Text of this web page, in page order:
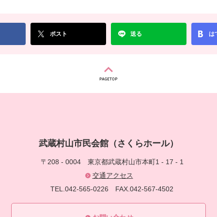
ポスト 送る は
武蔵村山市民会館（さくらホール）
〒208 - 0004 東京都武蔵村山市本町1 - 17 - 1
交通アクセス
TEL.042-565-0226 FAX.042-567-4502